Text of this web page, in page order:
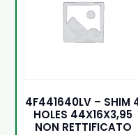
4F441640LV – SHIM
HOLES 44X16X3,95
NON RETTIFICATO